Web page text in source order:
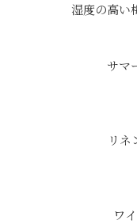
湿度の高い
サマ
リネ
ワ